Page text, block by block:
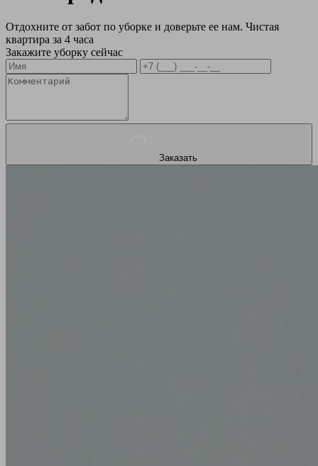
Отдохните от забот по уборке и доверьте ее нам. Чистая
квартира за 4 часа
Закажите уборку сейчас
Заказать